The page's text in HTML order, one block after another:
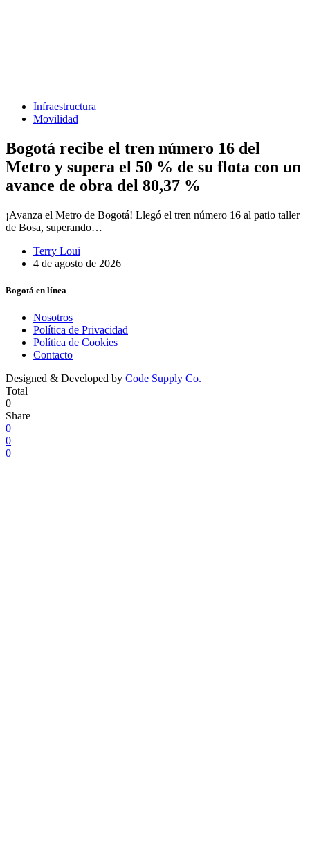
Infraestructura
Movilidad
Bogotá recibe el tren número 16 del
Metro y supera el 50 % de su flota con un
avance de obra del 80,37 %
¡Avanza el Metro de Bogotá! Llegó el tren número 16 al patio taller
de Bosa, superando…
Terry Loui
4 de agosto de 2026
Bogotá en línea
Nosotros
Política de Privacidad
Política de Cookies
Contacto
Designed & Developed by Code Supply Co.
Total
0
Share
0
0
0